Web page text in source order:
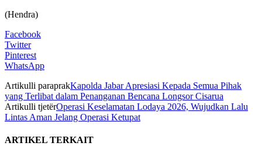
(Hendra)
Facebook
Twitter
Pinterest
WhatsApp
Artikulli paraprakKapolda Jabar Apresiasi Kepada Semua Pihak
yang Terlibat dalam Penanganan Bencana Longsor Cisarua
Artikulli tjetërOperasi Keselamatan Lodaya 2026, Wujudkan Lalu
Lintas Aman Jelang Operasi Ketupat
ARTIKEL TERKAIT